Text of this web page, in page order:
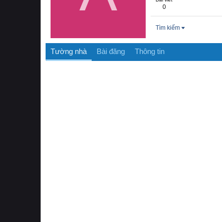
0
Tìm kiếm
Tường nhà Bài đăng Thông tin